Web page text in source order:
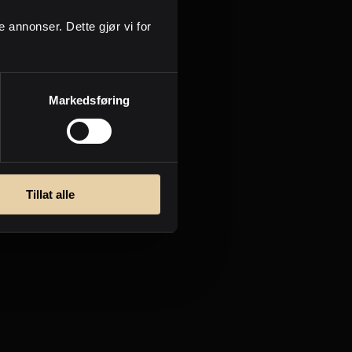
annonser. Dette gjør vi for
Markedsføring
Tillat alle